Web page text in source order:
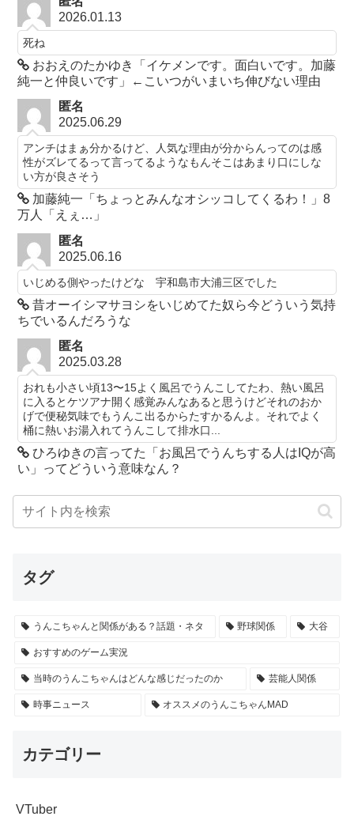
2026.01.13
死ね
おおえのたかゆき「イケメンです。面白いです。加藤
純一と仲良いです」←こいつがいまいち伸びない理由
匿名
2025.06.29
アンチはまぁ分かるけど、人気な理由が分からんってのは感
性がズレてるって言ってるようなもんそこはあまり口にしな
い方が良さそう
加藤純一「ちょっとみんなオシッコしてくるわ！」8
万人「えぇ…」
匿名
2025.06.16
いじめる側やったけどな 宇和島市大浦三区でした
昔オーイシマサヨシをいじめてた奴ら今どういう気持
ちでいるんだろうな
匿名
2025.03.28
おれも小さい頃13〜15よく風呂でうんこしてたわ、熱い風呂
に入るとケツアナ開く感覚みんなあると思うけどそれのおか
げで便秘気味でもうんこ出るからたすかるんよ。それでよく
桶に熱いお湯入れてうんこして排水口...
ひろゆきの言ってた「お風呂でうんちする人はIQが高
い」ってどういう意味なん？
タグ
うんこちゃんと関係がある？話題・ネタ 野球関係 大谷
おすすめのゲーム実況
当時のうんこちゃんはどんな感じだったのか 芸能人関係
時事ニュース オススメのうんこちゃんMAD
カテゴリー
VTuber